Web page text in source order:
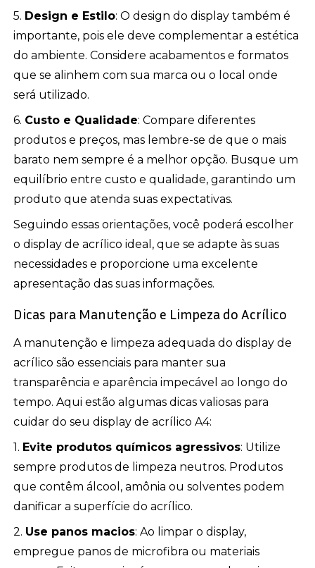
5. Design e Estilo: O design do display também é
importante, pois ele deve complementar a estética
do ambiente. Considere acabamentos e formatos
que se alinhem com sua marca ou o local onde
será utilizado.
6. Custo e Qualidade: Compare diferentes
produtos e preços, mas lembre-se de que o mais
barato nem sempre é a melhor opção. Busque um
equilíbrio entre custo e qualidade, garantindo um
produto que atenda suas expectativas.
Seguindo essas orientações, você poderá escolher
o display de acrílico ideal, que se adapte às suas
necessidades e proporcione uma excelente
apresentação das suas informações.
Dicas para Manutenção e Limpeza do Acrílico
A manutenção e limpeza adequada do display de
acrílico são essenciais para manter sua
transparência e aparência impecável ao longo do
tempo. Aqui estão algumas dicas valiosas para
cuidar do seu display de acrílico A4:
1. Evite produtos químicos agressivos: Utilize
sempre produtos de limpeza neutros. Produtos
que contêm álcool, amônia ou solventes podem
danificar a superfície do acrílico.
2. Use panos macios: Ao limpar o display,
empregue panos de microfibra ou materiais